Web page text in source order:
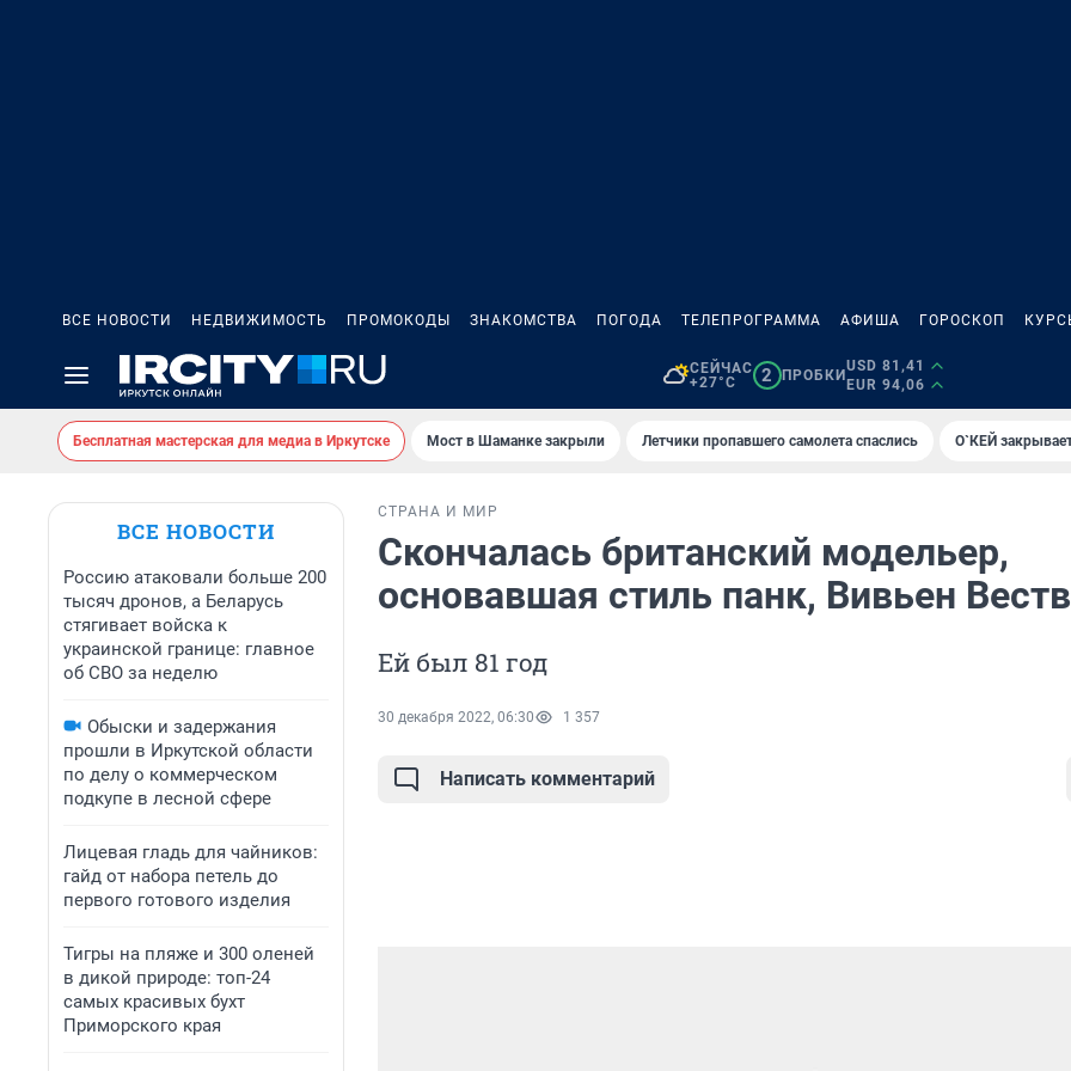
ВСЕ НОВОСТИ НЕДВИЖИМОСТЬ ПРОМОКОДЫ ЗНАКОМСТВА ПОГОДА ТЕЛЕПРОГРАММА АФИША ГОРОСКОП
СЕЙЧАС
+27°C
2 ПРОБКИ
USD 81,41
EUR 94,06
Бесплатная мастерская для медиа в Иркутске Мост в Шаманке закрыли Летчики пропавшего самолета спаслись О`КЕЙ
ВСЕ НОВОСТИ
Россию атаковали больше 200
тысяч дронов, а Беларусь
стягивает войска к
украинской границе: главное
об СВО за неделю
Обыски и задержания
прошли в Иркутской области
по делу о коммерческом
подкупе в лесной сфере
Лицевая гладь для чайников:
гайд от набора петель до
первого готового изделия
Тигры на пляже и 300 оленей
в дикой природе: топ-24
самых красивых бухт
Приморского края
СТРАНА И МИР
Скончалась британский модельер,
основавшая стиль панк, Вивьен
Ей был 81 год
30 декабря 2022, 06:30 1 357
Написать комментарий